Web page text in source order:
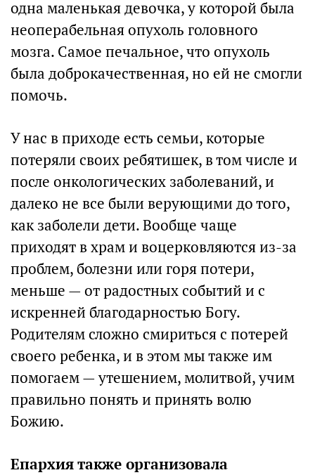
одна маленькая девочка, у которой была
неоперабельная опухоль головного
мозга. Самое печальное, что опухоль
была доброкачественная, но ей не смогли
помочь.
У нас в приходе есть семьи, которые
потеряли своих ребятишек, в том числе и
после онкологических заболеваний, и
далеко не все были верующими до того,
как заболели дети. Вообще чаще
приходят в храм и воцерковляются из-за
проблем, болезни или горя потери,
меньше — от радостных событий и с
искренней благодарностью Богу.
Родителям сложно смириться с потерей
своего ребенка, и в этом мы также им
помогаем — утешением, молитвой, учим
правильно понять и принять волю
Божию.
Епархия также организовала